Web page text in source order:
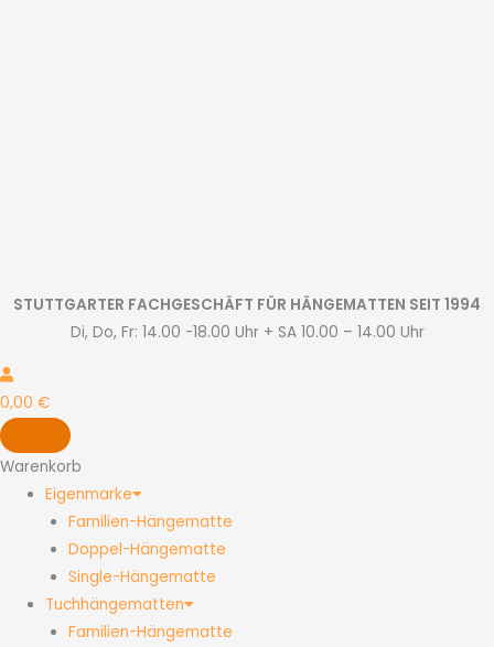
STUTTGARTER FACHGESCHÄFT FÜR HÄNGEMATTEN SEIT 1994
Di, Do, Fr: 14.00 -18.00 Uhr + SA 10.00 – 14.00 Uhr
0,00 €
Warenkorb
Eigenmarke
Familien-Hängematte
Doppel-Hängematte
Single-Hängematte
Tuchhängematten
Familien-Hängematte